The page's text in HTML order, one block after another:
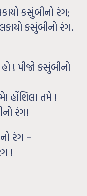
કસુંબીનો રંગ;
કસુંબીનો રંગ.
હો ! પીજો કસુંબીનો
હોંશિલા તમે !
રંગ!
રંગ –
!